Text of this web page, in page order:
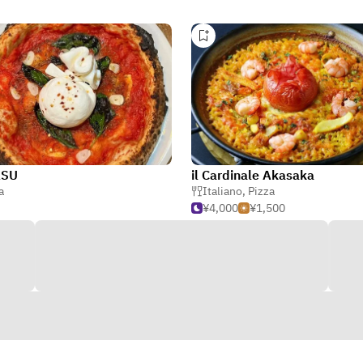
il Cardinale Akasaka
Italiano, Pizza
¥4,000
¥1,500